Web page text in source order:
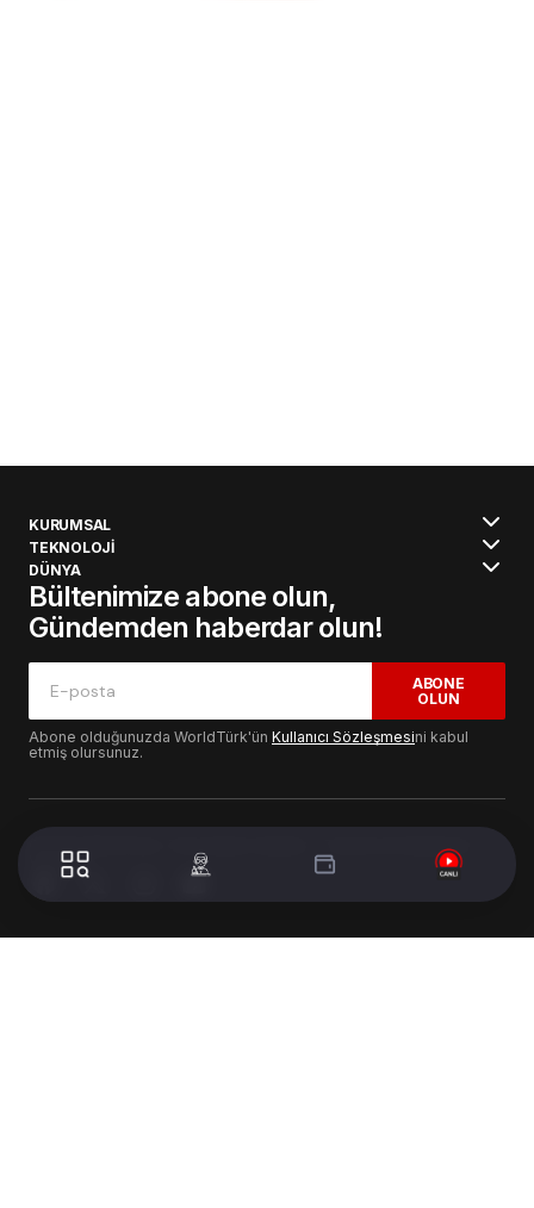
KURUMSAL
TEKNOLOJİ
DÜNYA
Bültenimize abone olun,
Gündemden haberdar olun!
ABONE
OLUN
Abone olduğunuzda WorldTürk'ün Kullanıcı Sözleşmesini kabul
etmiş olursunuz.
© 2024 WorldTurk. Tüm Hakları Saklıdır. - Tasarım & Geliştirme :
Volion's